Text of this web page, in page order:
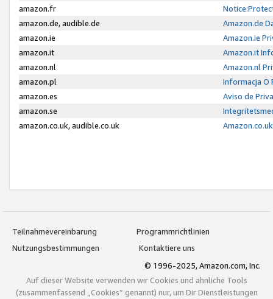
amazon.fr
amazon.de, audible.de
Amazon.de
amazon.ie
Amazon.ie
amazon.it
Amazon.it
amazon.nl
Amazon.nl
amazon.pl
Informacja O
amazon.es
Aviso de
amazon.se
amazon.co.uk, audible.co.uk
Teilnahmevereinbarung
Programmrichtlinien
Nutzungsbestimmungen
Kontaktiere uns
© 1996-2025, Amazon.com, Inc.
Auf dieser Website verwenden wir Cookies und ähnliche Tools
(zusammenfassend „Cookies“ genannt) nur, um Dir Dienstleistungen